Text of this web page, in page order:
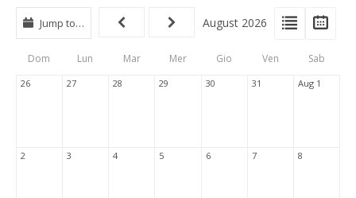
View
Type
Tabs
View
List
Jump to… August 2026
Dom Lun Mar Mer Gio Ven Sab
26 27 28 29 30 31 Aug 1
2 3 4 5 6 7 8